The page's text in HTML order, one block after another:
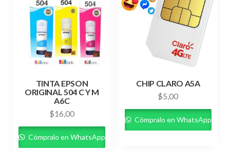
TINTA EPSON
ORIGINAL 504 C Y M
A6C
$16,00
Cómpralo en WhatsApp
CHIP CLARO A5A
$5,00
Cómpralo en WhatsApp